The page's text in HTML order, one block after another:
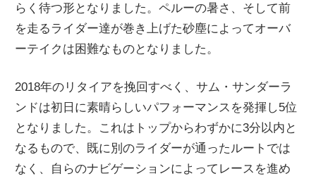
らく待つ形となりました。ペルーの暑さ、そして前
を走るライダー達が巻き上げた砂塵によってオーバ
ーテイクは困難なものとなりました。
2018年のリタイアを挽回すべく、サム・サンダーラ
ンドは初日に素晴らしいパフォーマンスを発揮し5位
となりました。これはトップからわずかに3分以内と
なるもので、既に別のライダーが通ったルートでは
なく、自らのナビゲーションによってレースを進め